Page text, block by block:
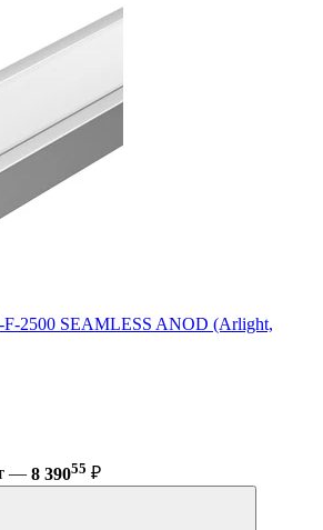
2500 SEAMLESS ANOD (Arlight,
— 8 39055 ₽